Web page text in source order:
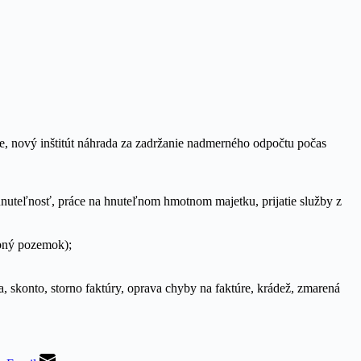
inštitút náhrada za zadržanie nadmerného odpočtu počas
práce na hnuteľnom hmotnom majetku, prijatie služby z
pozemok);
storno faktúry, oprava chyby na faktúre, krádež, zmarená